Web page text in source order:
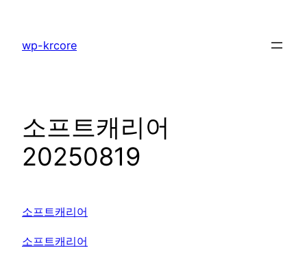
wp-krcore
소프트캐리어
20250819
소프트캐리어
소프트캐리어